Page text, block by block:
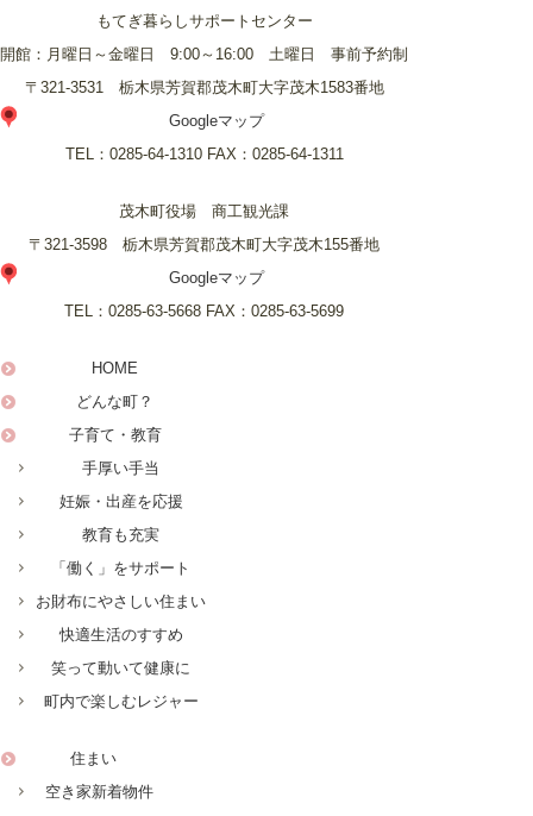
もてぎ暮らしサポートセンター
開館：月曜日～金曜日 9:00～16:00 土曜日 事前予約制
〒321-3531 栃木県芳賀郡茂木町大字茂木1583番地
Googleマップ
TEL： 0285-64-1310FAX： 0285-64-1311
茂木町役場 商工観光課
〒321-3598 栃木県芳賀郡茂木町大字茂木155番地
Googleマップ
TEL： 0285-63-5668 FAX： 0285-63-5699
HOME
どんな町？
子育て・教育
手厚い手当
妊娠・出産を応援
教育も充実
「働く」をサポート
お財布にやさしい住まい
快適生活のすすめ
笑って動いて健康に
町内で楽しむレジャー
住まい
空き家新着物件